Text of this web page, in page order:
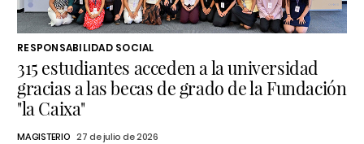
RESPONSABILIDAD SOCIAL
315 estudiantes acceden a la universidad
gracias a las becas de grado de la Fundación
"la Caixa"
MAGISTERIO 27 de julio de 2026